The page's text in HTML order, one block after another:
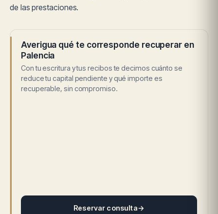
de las prestaciones.
Averigua qué te corresponde recuperar en
Palencia
Con tu escritura y tus recibos te decimos cuánto se
reduce tu capital pendiente y qué importe es
recuperable, sin compromiso.
Reservar consulta→